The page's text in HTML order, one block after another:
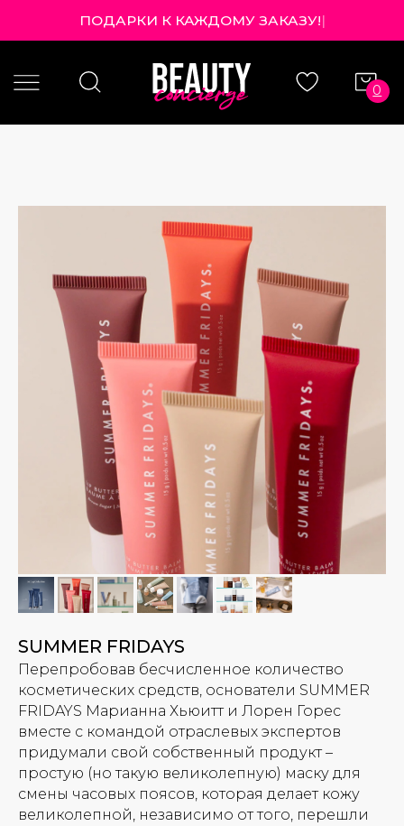
ПОДАРКИ К КАЖДОМУ ЗАКАЗУ!|
SUMMER FRIDAYS
Перепробовав бесчисленное количество
косметических средств, основатели SUMMER
FRIDAYS Марианна Хьюитт и Лорен Горес
вместе с командой отраслевых экспертов
придумали свой собственный продукт –
простую (но такую великолепную) маску для
смены часовых поясов, которая делает кожу
великолепной, независимо от того, перешли